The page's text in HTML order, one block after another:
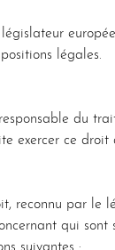
légales.
du
exercer ce
reconnu par le
qui sont